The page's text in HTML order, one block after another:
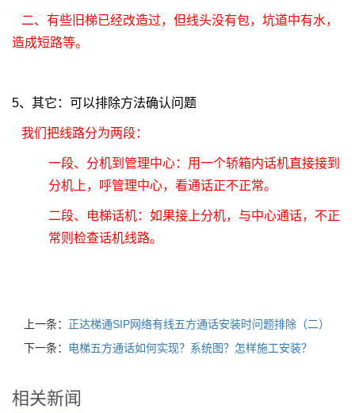
二、有些旧梯已经改造过，但线头没有包，坑道中有水，
造成短路等。
5、其它：可以排除方法确认问题
我们把线路分为两段：
一段、分机到管理中心：用一个轿箱内话机直接接到
分机上，呼管理中心，看通话正不正常。
二段、电梯话机：如果接上分机，与中心通话，不正
常则检查话机线路。
上一条： 正达梯通SIP网络有线五方通话安装时问题排除（二）
下一条： 电梯五方通话如何实现？系统图？怎样施工安装？
相关新闻